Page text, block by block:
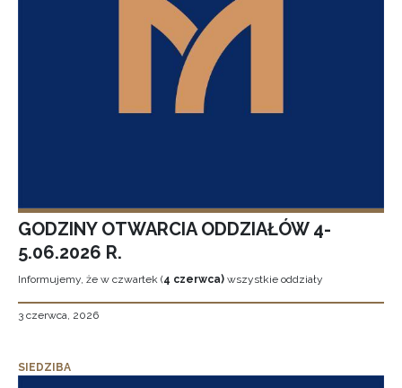
GODZINY OTWARCIA ODDZIAŁÓW 4-
5.06.2026 R.
Informujemy, że w czwartek (4 czerwca) wszystkie oddziały
3 czerwca, 2026
SIEDZIBA